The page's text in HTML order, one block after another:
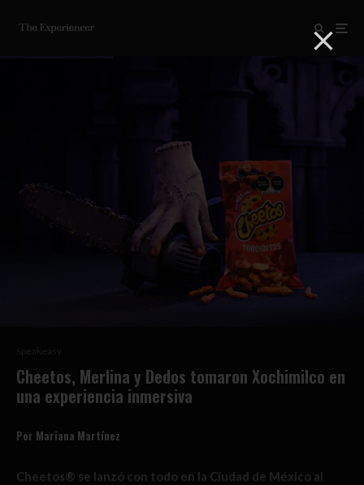
Cheetos, Merlina y Dedos tomaron Xochimilco en
una experiencia inmersiva
Por Mariana Martínez
Cheetos® se lanzó con todo en la Ciudad de México al